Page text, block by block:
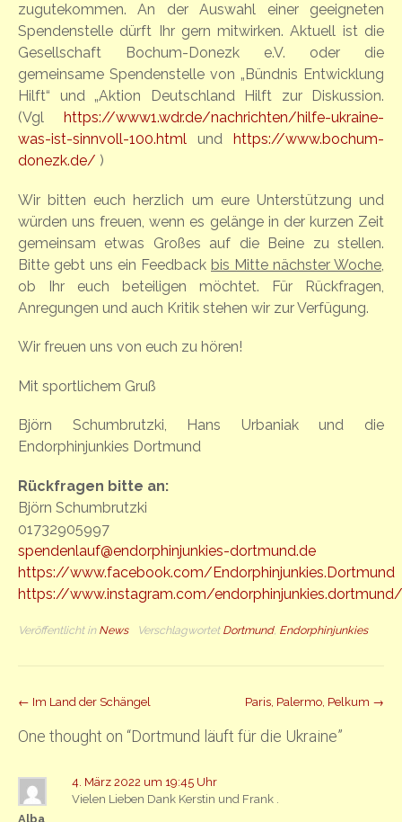
zugutekommen. An der Auswahl einer geeigneten
Spendenstelle dürft Ihr gern mitwirken. Aktuell ist die
Gesellschaft Bochum-Donezk e.V. oder die
gemeinsame Spendenstelle von „Bündnis Entwicklung
Hilft“ und „Aktion Deutschland Hilft zur Diskussion.
(Vgl
https://www1.wdr.de/nachrichten/hilfe-ukraine-
was-ist-sinnvoll-100.html und
https://www.bochum-
donezk.de/ )
Wir bitten euch herzlich um eure Unterstützung und
würden uns freuen, wenn es gelänge in der kurzen Zeit
gemeinsam etwas Großes auf die Beine zu stellen.
Bitte gebt uns ein Feedback bis Mitte nächster Woche,
ob Ihr euch beteiligen möchtet. Für Rückfragen,
Anregungen und auch Kritik stehen wir zur Verfügung.
Wir freuen uns von euch zu hören!
Mit sportlichem Gruß
Björn Schumbrutzki, Hans Urbaniak und die
Endorphinjunkies Dortmund
Rückfragen bitte an:
Björn Schumbrutzki
01732905997
spendenlauf@endorphinjunkies-dortmund.de
https://www.facebook.com/Endorphinjunkies.Dortmund
https://www.instagram.com/endorphinjunkies.dortmund/
Veröffentlicht in News Verschlagwortet Dortmund, Endorphinjunkies
Beitrag
Navigation
← Im Land der Schängel Paris, Palermo, Pelkum →
One thought on “Dortmund läuft für die Ukraine”
Alba
4. März 2022 um 19:45 Uhr
Vielen Lieben Dank Kerstin und Frank .